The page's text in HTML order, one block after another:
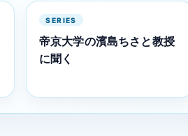
SERIES
帝京大学の濱島ちさと教授
に聞く